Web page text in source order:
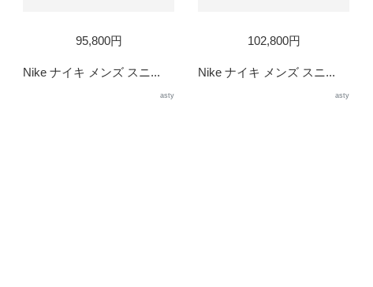
95,800円
Nike ナイキ メンズ スニ...
asty
102,800円
Nike ナイキ メンズ スニ...
asty